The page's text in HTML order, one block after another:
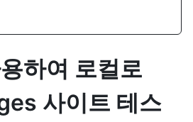
하여 로컬로
사이트 테스